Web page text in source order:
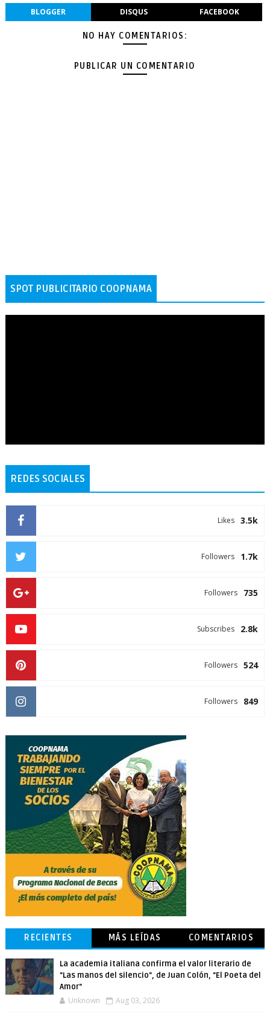
BLOGGER DISQUS FACEBOOK
NO HAY COMENTARIOS:
PUBLICAR UN COMENTARIO
SPOT PUBLICITARIO COOPNAMA
REDES SOCIALES
3.5k
Likes
1.7k
Followers
735
Followers
2.8k
Subscribes
524
Followers
849
Followers
RECIENTES MÁS LEÍDAS COMENTARIOS
La academia italiana confirma el valor literario de
"Las manos del silencio", de Juan Colón, "El Poeta del
Amor"
Unknown Aug 03, 2026